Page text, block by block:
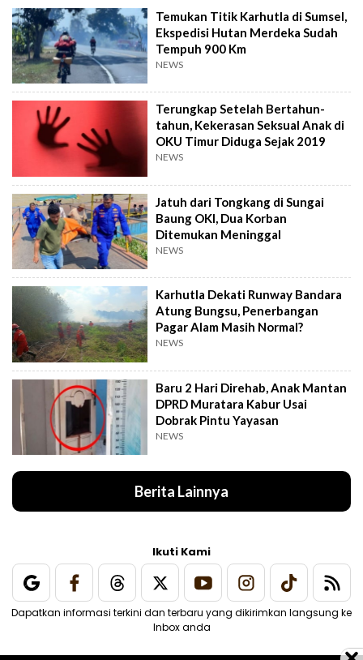
Temukan Titik Karhutla di Sumsel,
Ekspedisi Hutan Merdeka Sudah
Tempuh 900 Km
NEWS
Terungkap Setelah Bertahun-
tahun, Kekerasan Seksual Anak di
OKU Timur Diduga Sejak 2019
NEWS
Jatuh dari Tongkang di Sungai
Baung OKI, Dua Korban
Ditemukan Meninggal
NEWS
Karhutla Dekati Runway Bandara
Atung Bungsu, Penerbangan
Pagar Alam Masih Normal?
NEWS
Baru 2 Hari Direhab, Anak Mantan
DPRD Muratara Kabur Usai
Dobrak Pintu Yayasan
NEWS
Berita Lainnya
Ikuti Kami
Dapatkan informasi terkini dan terbaru yang dikirimkan langsung ke
Inbox anda